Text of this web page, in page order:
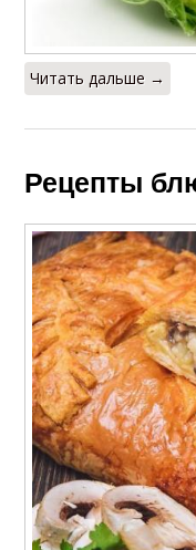
Читать дальше →
Рецепты